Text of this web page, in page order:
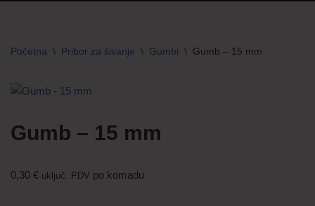
Početna \ Pribor za šivanje \ Gumbi \ Gumb – 15 mm
Gumb – 15 mm
0,30 € uključ. PDV po komadu